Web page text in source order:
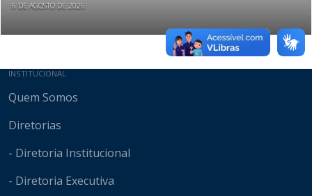
6 DE AGOSTO DE 2026
Mapa do site
INSTITUCIONAL
Quem Somos
Diretorias
- Diretoria Institucional
- Diretoria Executiva